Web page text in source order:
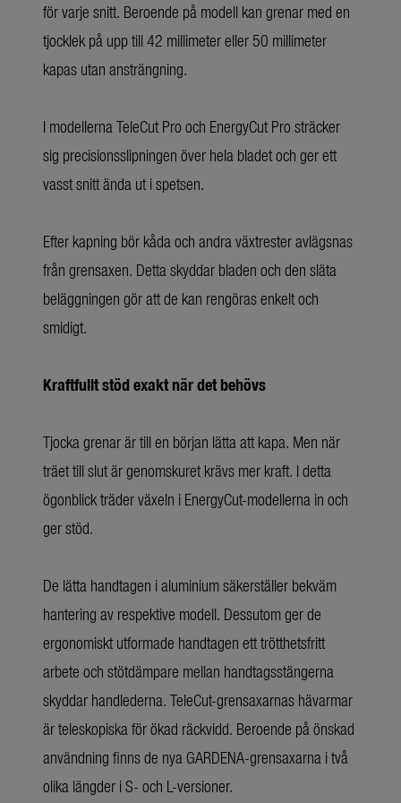
för varje snitt. Beroende på modell kan grenar med en
tjocklek på upp till 42 millimeter eller 50 millimeter
kapas utan ansträngning.
I modellerna TeleCut Pro och EnergyCut Pro sträcker
sig precisionsslipningen över hela bladet och ger ett
vasst snitt ända ut i spetsen.
Efter kapning bör kåda och andra växtrester avlägsnas
från grensaxen. Detta skyddar bladen och den släta
beläggningen gör att de kan rengöras enkelt och
smidigt.
Kraftfullt stöd exakt när det behövs
Tjocka grenar är till en början lätta att kapa. Men när
träet till slut är genomskuret krävs mer kraft. I detta
ögonblick träder växeln i EnergyCut-modellerna in och
ger stöd.
De lätta handtagen i aluminium säkerställer bekväm
hantering av respektive modell. Dessutom ger de
ergonomiskt utformade handtagen ett trötthetsfritt
arbete och stötdämpare mellan handtagsstängerna
skyddar handlederna. TeleCut-grensaxarnas hävarmar
är teleskopiska för ökad räckvidd. Beroende på önskad
användning finns de nya GARDENA-grensaxarna i två
olika längder i S- och L-versioner.